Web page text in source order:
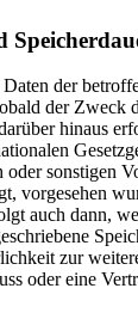
der
der Zweck
hinaus
oder sonstigen
vorgesehen
auch dann,
zur
oder eine